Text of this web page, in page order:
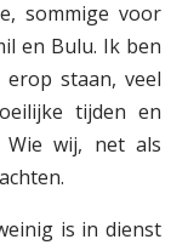
sommige voor
en Bulu. Ik ben
staan, veel
tijden en
Wie wij, net als
is in dienst